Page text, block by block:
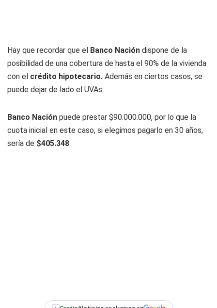
Hay que recordar que el Banco Nación dispone de la
posibilidad de una cobertura de hasta el 90% de la vivienda
con el crédito hipotecario. Además en ciertos casos, se
puede dejar de lado el UVAs.
Banco Nación puede prestar $90.000.000, por lo que la
cuota inicial en este caso, si elegimos pagarlo en 30 años,
sería de $405.348